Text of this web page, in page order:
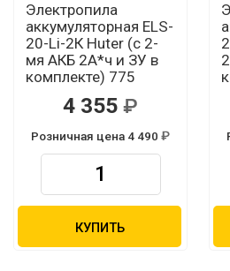
Электропила
аккумуляторная ELS-
20-Li-2К Huter (с 2-
мя АКБ 2А*ч и ЗУ в
комплекте) 775
4 355
Розничная цена 4 490
КУПИТЬ